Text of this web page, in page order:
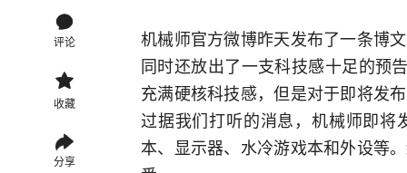
评论
收藏
分享
机械师官方微博昨天发布了一条博
同时还放出了一支科技感十足的预
充满硬核科技感，但是对于即将发
过据我们打听的消息，机械师即将
本、显示器、水冷游戏本和外设等